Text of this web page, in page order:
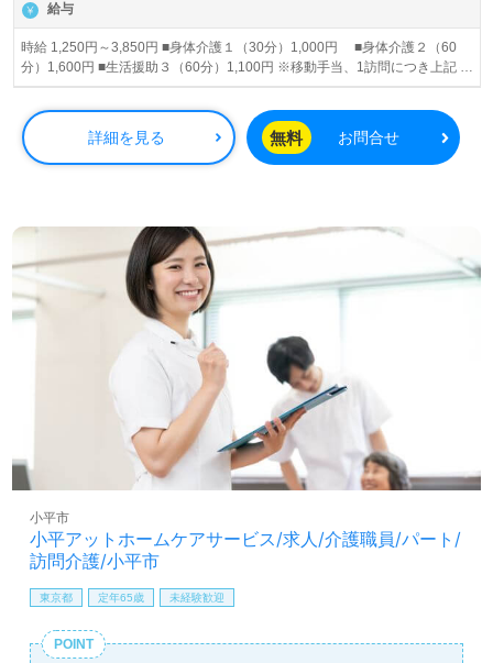
給与
時給 1,250円～3,850円 ■身体介護１（30分）1,000円 ■身体介護２（60
分）1,600円 ■生活援助３（60分）1,100円 ※移動手当、1訪問につき上記＋
150円※ ■資格手当 介護福祉士・・・1訪問につき50円プラス レベル手当Ｉ
～V・・・50円～250円 ■土日祝日、夜間手当 ・土曜日、祝日・・・1訪問に
つき800円プラス ・日曜日、18時以降の夜間・・・1訪問につき800円プラ
ス ■子ども手当・・・1訪問につき50円プラス ※中学3年生以下のお子さん
のいるヘルパーさん ■その他手当あり 詳細はHPよりご確認いただけます。
＋子ども手当50円＋レベルIII手当150円（現在約９０％のヘルパーさんがレ
ベルIIIです。）+日曜手当800円+夜間手当800円=合計3,000円。
詳細を見る 無料 お問合せ
小平アットホームケアサービス/求人/介護職員/パート/
訪問介護/小平市
小平市
東京都 定年65歳 未経験歓迎
POINT